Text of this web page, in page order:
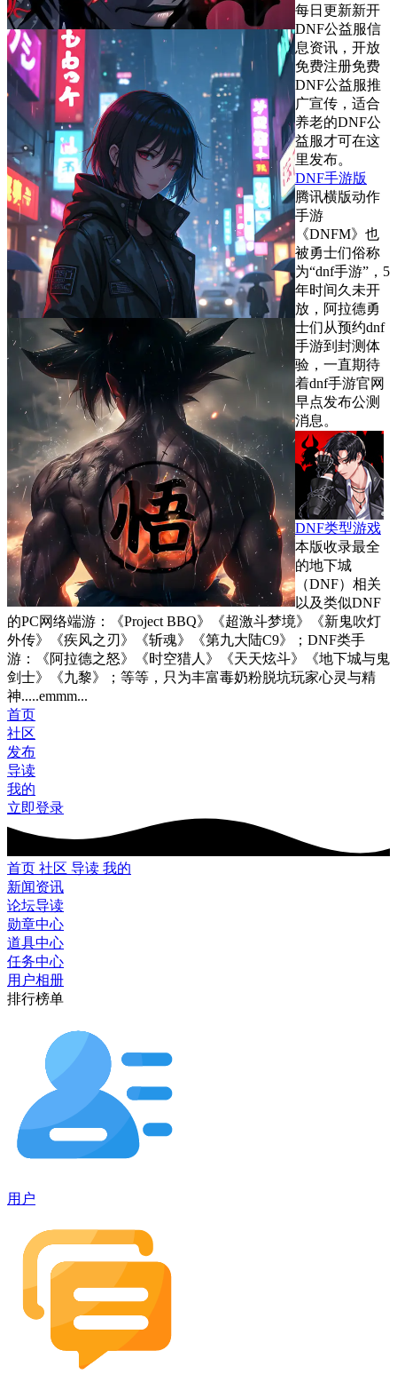
每日更新新开
DNF公益服信
息资讯，开放
免费注册免费
DNF公益服推
广宣传，适合
养老的DNF公
益服才可在这
里发布。
DNF手游版
腾讯横版动作
手游
《DNFM》也
被勇士们俗称
为“dnf手游”，5
年时间久未开
放，阿拉德勇
士们从预约dnf
手游到封测体
验，一直期待
着dnf手游官网
早点发布公测
消息。
DNF类型游戏
本版收录最全
的地下城
（DNF）相关
以及类似DNF
的PC网络端游：《Project BBQ》《超激斗梦境》《新鬼吹灯
外传》《疾风之刃》《斩魂》《第九大陆C9》；DNF类手
游：《阿拉德之怒》《时空猎人》《天天炫斗》《地下城与鬼
剑士》《九黎》；等等，只为丰富毒奶粉脱坑玩家心灵与精
神.....emmm...
首页
社区
发布
导读
我的
立即登录
首页 社区 导读 我的
新闻资讯
论坛导读
勋章中心
道具中心
任务中心
用户相册
排行榜单
用户